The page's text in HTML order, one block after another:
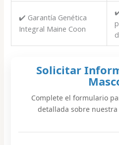
✔️ Garantía Genética
Integral Maine Coon
Solicitar
Complete el formulario
detallada sobre